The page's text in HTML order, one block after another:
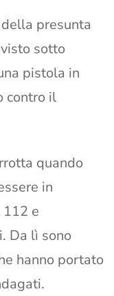
presunta
sotto
pistola in
contro il
quando
in
e
Da lì sono
hanno portato